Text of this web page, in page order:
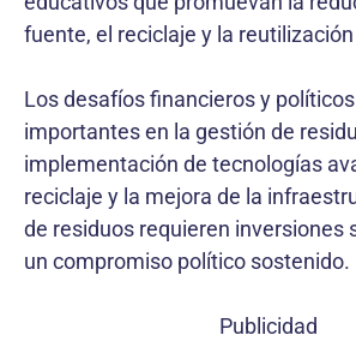
fuente, el reciclaje y la
Los desafíos financieros y
importantes en la gestión de
implementación de tecnologías
reciclaje y la mejora de la
de residuos requieren inversiones
un compromiso político sostenido.
Publicidad